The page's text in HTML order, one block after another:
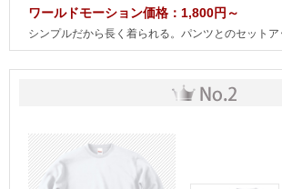
ワールドモーション価格：1,800円～
シンプルだから長く着られる。パンツとのセットア